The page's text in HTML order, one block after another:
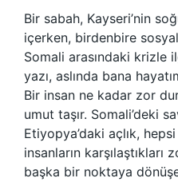
Bir sabah, Kayseri’nin
içerken, birdenbire
Somali arasındaki krizle
yazı, aslında bana
Bir insan ne kadar zor
umut taşır. Somali’deki
Etiyopya’daki açlık,
insanların
başka bir noktaya